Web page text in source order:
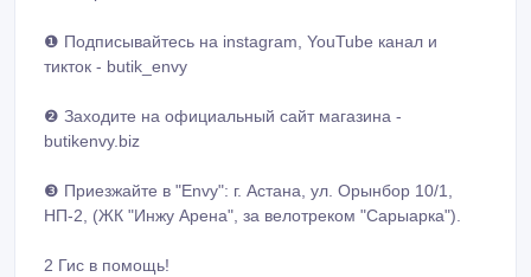
❶ Подписывайтесь на instagram, YouTube канал и
тикток - butik_envy
❷ Заходите на официальный сайт магазина -
butikenvy.biz
❸ Приезжайте в "Envy": г. Астана, ул. Орынбор 10/1,
НП-2, (ЖК "Инжу Арена", за велотреком "Сарыарка").
2 Гис в помощь!